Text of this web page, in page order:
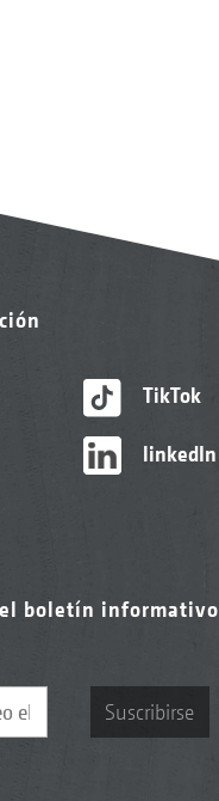
TikTok
linkedIn
boletín informativo
Suscribirse